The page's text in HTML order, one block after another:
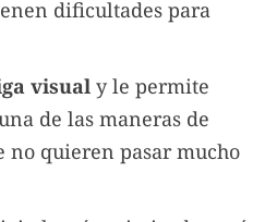
dificultades para
visual y le permite
de las maneras de
no quieren pasar mucho